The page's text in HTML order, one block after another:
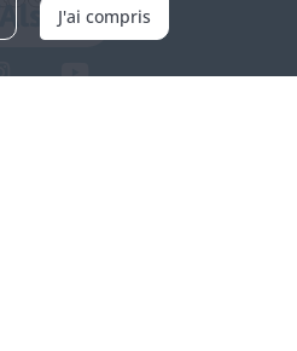
J'ai compris